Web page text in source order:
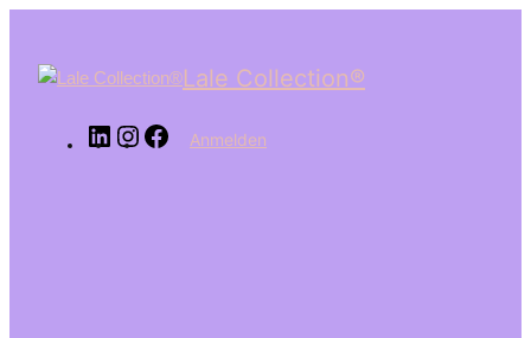
Lale Collection®
LinkedIn
Instagram
Facebook
Anmelden